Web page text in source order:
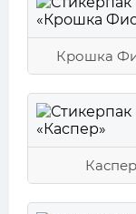
Крошка
Каспер